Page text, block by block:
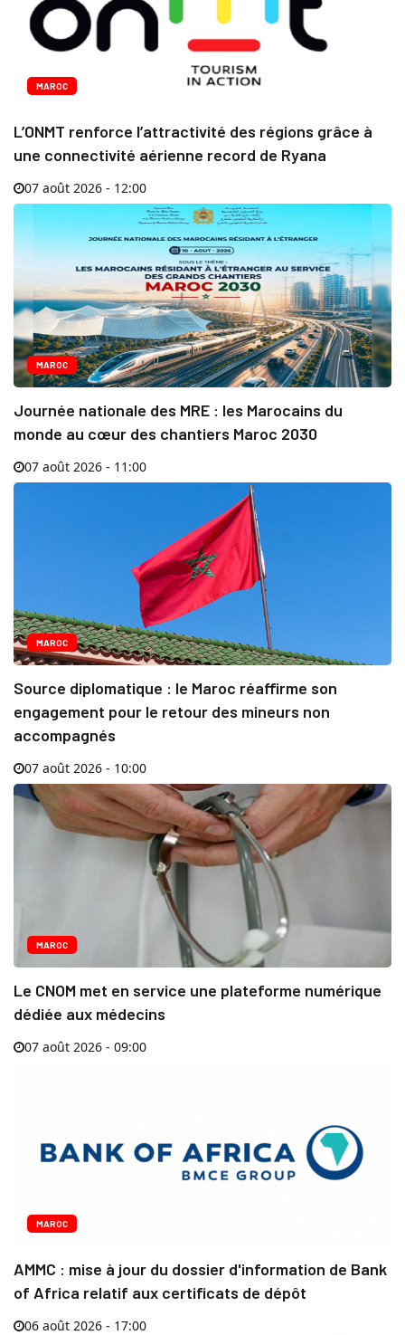
MAROC
L’ONMT renforce l’attractivité des régions grâce à
une connectivité aérienne record de Ryana
07 août 2026 - 12:00
MAROC
Journée nationale des MRE : les Marocains du
monde au cœur des chantiers Maroc 2030
07 août 2026 - 11:00
MAROC
Source diplomatique : le Maroc réaffirme son
engagement pour le retour des mineurs non
accompagnés
07 août 2026 - 10:00
MAROC
Le CNOM met en service une plateforme numérique
dédiée aux médecins
07 août 2026 - 09:00
MAROC
AMMC : mise à jour du dossier d'information de Bank
of Africa relatif aux certificats de dépôt
06 août 2026 - 17:00